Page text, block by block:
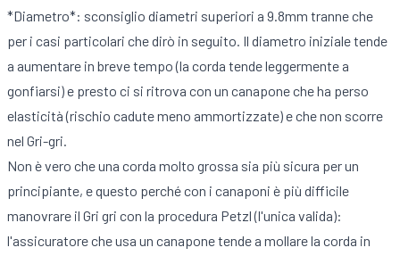
*Diametro*: sconsiglio diametri superiori a 9.8mm tranne che
per i casi particolari che dirò in seguito. Il diametro iniziale tende
a aumentare in breve tempo (la corda tende leggermente a
gonfiarsi) e presto ci si ritrova con un canapone che ha perso
elasticità (rischio cadute meno ammortizzate) e che non scorre
nel Gri-gri.
Non è vero che una corda molto grossa sia più sicura per un
principiante, e questo perché con i canaponi è più difficile
manovrare il Gri gri con la procedura Petzl (l'unica valida):
l'assicuratore che usa un canapone tende a mollare la corda in